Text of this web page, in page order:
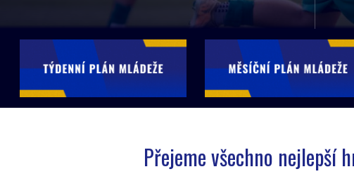
Přejeme všechno nejlepší